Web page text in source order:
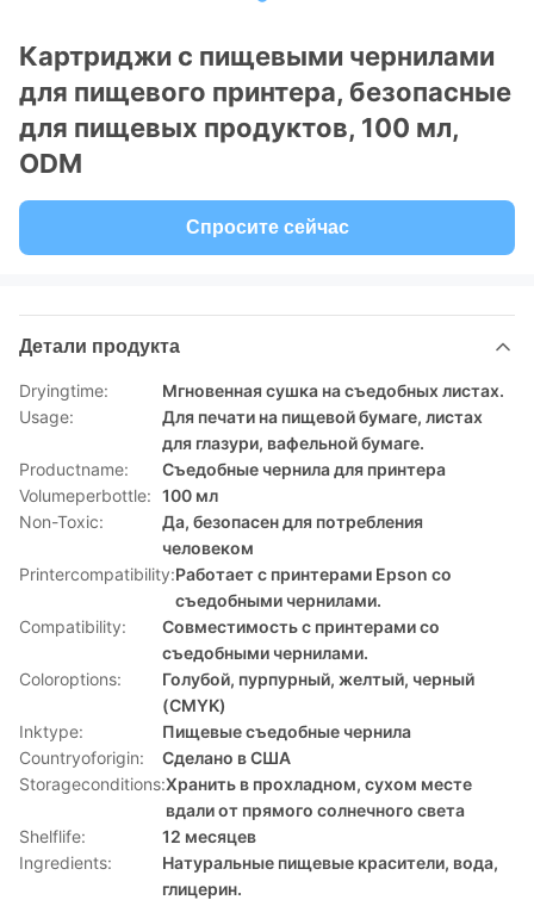
Картриджи с пищевыми чернилами
для пищевого принтера, безопасные
для пищевых продуктов, 100 мл,
ODM
Спросите сейчас
Детали продукта
Dryingtime:
Мгновенная сушка на съедобных листах.
Usage:
Для печати на пищевой бумаге, листах
для глазури, вафельной бумаге.
Productname:
Съедобные чернила для принтера
Volumeperbottle: 100 мл
Non-Toxic:
Да, безопасен для потребления
человеком
Printercompatibility:Работает с принтерами Epson со
съедобными чернилами.
Compatibility:
Совместимость с принтерами со
съедобными чернилами.
Coloroptions:
Голубой, пурпурный, желтый, черный
(CMYK)
Inktype:
Пищевые съедобные чернила
Countryoforigin:
Сделано в США
Storageconditions:Хранить в прохладном, сухом месте
вдали от прямого солнечного света
Shelflife:
12 месяцев
Ingredients:
Натуральные пищевые красители, вода,
глицерин.